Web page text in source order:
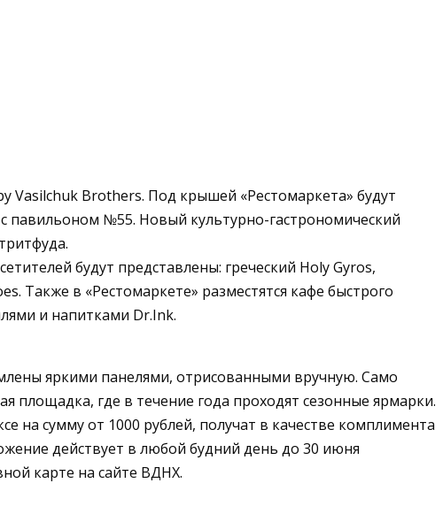
Vasilchuk Brothers. Под крышей «Рестомаркета» будут
павильоном №55. Новый культурно-гастрономический
будут представлены: греческий Holy Gyros,
Также в «Рестомаркете» разместятся кафе быстрого
и напитками Dr.Ink.
яркими панелями, отрисованными вручную. Само
площадка, где в течение года проходят сезонные ярмарки.
на сумму от 1000 рублей, получат в качестве комплимента
действует в любой будний день до 30 июня
карте на сайте ВДНХ.